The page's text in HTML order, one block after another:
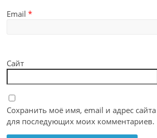
Email*
Сайт
Сохранить моё имя, email и адрес
для последующих моих комментариев.